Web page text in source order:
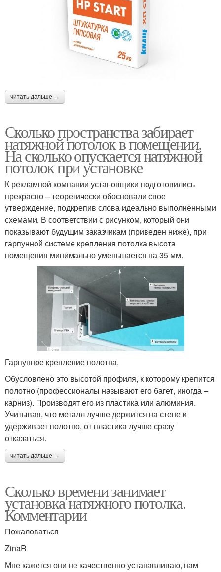
читать дальше →
Сколько пространства забирает
натяжной потолок в помещении.
На сколько опускается натяжной
потолок при установке
К рекламной компании установщики подготовились
прекрасно – теоретически обосновали свое
утверждение, подкрепив слова идеально выполненными
схемами. В соответствии с рисунком, который они
показывают будущим заказчикам (приведен ниже), при
гарпунной системе крепления потолка высота
помещения минимально уменьшается на 35 мм.
Гарпунное крепление полотна.
Обусловлено это высотой профиля, к которому крепится
полотно (профессионалы называют его багет, иногда –
карниз). Производят его из пластика или алюминия.
Учитывая, что металл лучше держится на стене и
удерживает полотно, от пластика лучше сразу
отказаться.
читать дальше →
Сколько времени занимает
установка натяжного потолка.
Комментарии
Пожаловаться
ZinaR
Мне кажется они не качественно устанавливаю, нам